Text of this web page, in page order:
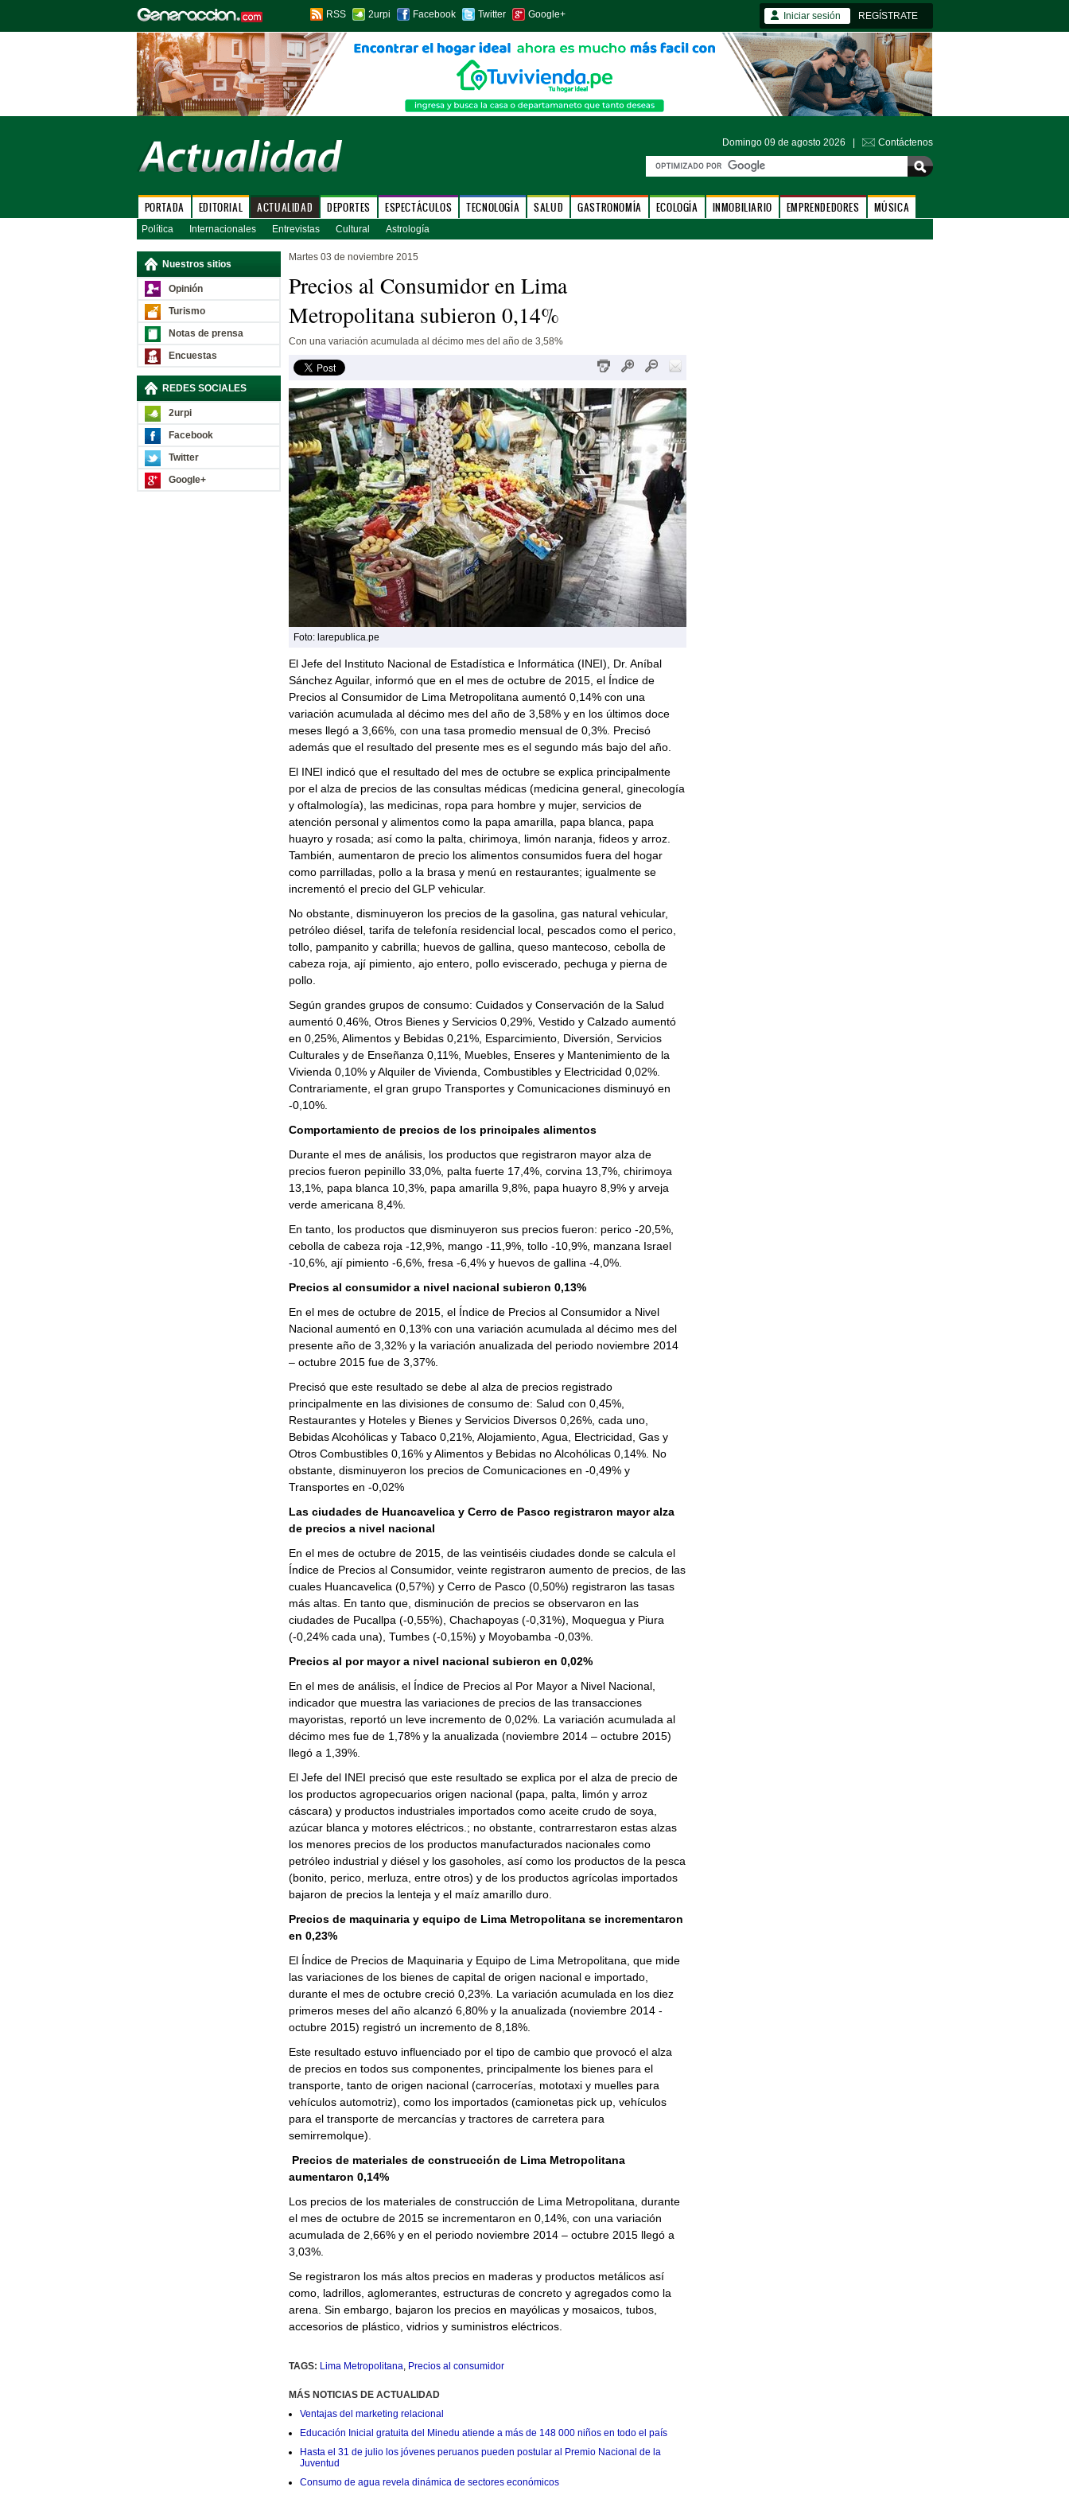
RSS 2urpi Facebook Twitter Google+ Iniciar sesión REGÍSTRATE
Domingo 09 de agosto 2026 | Contáctenos
PORTADA EDITORIAL ACTUALIDAD DEPORTES ESPECTÁCULOS TECNOLOGÍA SALUD GASTRONOMÍA ECOLOGÍA INMOBILIARIO EMPRENDEDORES MÚSICA
Política Internacionales Entrevistas Cultural Astrología
Nuestros sitios
Opinión
Turismo
Notas de prensa
Encuestas
REDES SOCIALES
2urpi
Facebook
Twitter
Google+
Martes 03 de noviembre 2015
Precios al Consumidor en Lima
Metropolitana subieron 0,14%
Con una variación acumulada al décimo mes del año de 3,58%
Foto: larepublica.pe
El Jefe del Instituto Nacional de Estadística e Informática (INEI), Dr. Aníbal
Sánchez Aguilar, informó que en el mes de octubre de 2015, el Índice de
Precios al Consumidor de Lima Metropolitana aumentó 0,14% con una
variación acumulada al décimo mes del año de 3,58% y en los últimos doce
meses llegó a 3,66%, con una tasa promedio mensual de 0,3%. Precisó
además que el resultado del presente mes es el segundo más bajo del año.
El INEI indicó que el resultado del mes de octubre se explica principalmente
por el alza de precios de las consultas médicas (medicina general, ginecología
y oftalmología), las medicinas, ropa para hombre y mujer, servicios de
atención personal y alimentos como la papa amarilla, papa blanca, papa
huayro y rosada; así como la palta, chirimoya, limón naranja, fideos y arroz.
También, aumentaron de precio los alimentos consumidos fuera del hogar
como parrilladas, pollo a la brasa y menú en restaurantes; igualmente se
incrementó el precio del GLP vehicular.
No obstante, disminuyeron los precios de la gasolina, gas natural vehicular,
petróleo diésel, tarifa de telefonía residencial local, pescados como el perico,
tollo, pampanito y cabrilla; huevos de gallina, queso mantecoso, cebolla de
cabeza roja, ají pimiento, ajo entero, pollo eviscerado, pechuga y pierna de
pollo.
Según grandes grupos de consumo: Cuidados y Conservación de la Salud
aumentó 0,46%, Otros Bienes y Servicios 0,29%, Vestido y Calzado aumentó
en 0,25%, Alimentos y Bebidas 0,21%, Esparcimiento, Diversión, Servicios
Culturales y de Enseñanza 0,11%, Muebles, Enseres y Mantenimiento de la
Vivienda 0,10% y Alquiler de Vivienda, Combustibles y Electricidad 0,02%.
Contrariamente, el gran grupo Transportes y Comunicaciones disminuyó en
-0,10%.
Comportamiento de precios de los principales alimentos
Durante el mes de análisis, los productos que registraron mayor alza de
precios fueron pepinillo 33,0%, palta fuerte 17,4%, corvina 13,7%, chirimoya
13,1%, papa blanca 10,3%, papa amarilla 9,8%, papa huayro 8,9% y arveja
verde americana 8,4%.
En tanto, los productos que disminuyeron sus precios fueron: perico -20,5%,
cebolla de cabeza roja -12,9%, mango -11,9%, tollo -10,9%, manzana Israel
-10,6%, ají pimiento -6,6%, fresa -6,4% y huevos de gallina -4,0%.
Precios al consumidor a nivel nacional subieron 0,13%
En el mes de octubre de 2015, el Índice de Precios al Consumidor a Nivel
Nacional aumentó en 0,13% con una variación acumulada al décimo mes del
presente año de 3,32% y la variación anualizada del periodo noviembre 2014
– octubre 2015 fue de 3,37%.
Precisó que este resultado se debe al alza de precios registrado
principalmente en las divisiones de consumo de: Salud con 0,45%,
Restaurantes y Hoteles y Bienes y Servicios Diversos 0,26%, cada uno,
Bebidas Alcohólicas y Tabaco 0,21%, Alojamiento, Agua, Electricidad, Gas y
Otros Combustibles 0,16% y Alimentos y Bebidas no Alcohólicas 0,14%. No
obstante, disminuyeron los precios de Comunicaciones en -0,49% y
Transportes en -0,02%
Las ciudades de Huancavelica y Cerro de Pasco registraron mayor alza
de precios a nivel nacional
En el mes de octubre de 2015, de las veintiséis ciudades donde se calcula el
Índice de Precios al Consumidor, veinte registraron aumento de precios, de las
cuales Huancavelica (0,57%) y Cerro de Pasco (0,50%) registraron las tasas
más altas. En tanto que, disminución de precios se observaron en las
ciudades de Pucallpa (-0,55%), Chachapoyas (-0,31%), Moquegua y Piura
(-0,24% cada una), Tumbes (-0,15%) y Moyobamba -0,03%.
Precios al por mayor a nivel nacional subieron en 0,02%
En el mes de análisis, el Índice de Precios al Por Mayor a Nivel Nacional,
indicador que muestra las variaciones de precios de las transacciones
mayoristas, reportó un leve incremento de 0,02%. La variación acumulada al
décimo mes fue de 1,78% y la anualizada (noviembre 2014 – octubre 2015)
llegó a 1,39%.
El Jefe del INEI precisó que este resultado se explica por el alza de precio de
los productos agropecuarios origen nacional (papa, palta, limón y arroz
cáscara) y productos industriales importados como aceite crudo de soya,
azúcar blanca y motores eléctricos.; no obstante, contrarrestaron estas alzas
los menores precios de los productos manufacturados nacionales como
petróleo industrial y diésel y los gasoholes, así como los productos de la pesca
(bonito, perico, merluza, entre otros) y de los productos agrícolas importados
bajaron de precios la lenteja y el maíz amarillo duro.
Precios de maquinaria y equipo de Lima Metropolitana se incrementaron
en 0,23%
El Índice de Precios de Maquinaria y Equipo de Lima Metropolitana, que mide
las variaciones de los bienes de capital de origen nacional e importado,
durante el mes de octubre creció 0,23%. La variación acumulada en los diez
primeros meses del año alcanzó 6,80% y la anualizada (noviembre 2014 -
octubre 2015) registró un incremento de 8,18%.
Este resultado estuvo influenciado por el tipo de cambio que provocó el alza
de precios en todos sus componentes, principalmente los bienes para el
transporte, tanto de origen nacional (carrocerías, mototaxi y muelles para
vehículos automotriz), como los importados (camionetas pick up, vehículos
para el transporte de mercancías y tractores de carretera para
semirremolque).
Precios de materiales de construcción de Lima Metropolitana
aumentaron 0,14%
Los precios de los materiales de construcción de Lima Metropolitana, durante
el mes de octubre de 2015 se incrementaron en 0,14%, con una variación
acumulada de 2,66% y en el periodo noviembre 2014 – octubre 2015 llegó a
3,03%.
Se registraron los más altos precios en maderas y productos metálicos así
como, ladrillos, aglomerantes, estructuras de concreto y agregados como la
arena. Sin embargo, bajaron los precios en mayólicas y mosaicos, tubos,
accesorios de plástico, vidrios y suministros eléctricos.
TAGS: Lima Metropolitana, Precios al consumidor
MÁS NOTICIAS DE ACTUALIDAD
Ventajas del marketing relacional
Educación Inicial gratuita del Minedu atiende a más de 148 000 niños en todo el país
Hasta el 31 de julio los jóvenes peruanos pueden postular al Premio Nacional de la
Juventud
Consumo de agua revela dinámica de sectores económicos